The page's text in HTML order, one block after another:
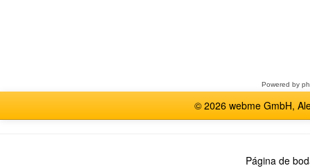
Powered by
© 2026 webme GmbH,
Página de